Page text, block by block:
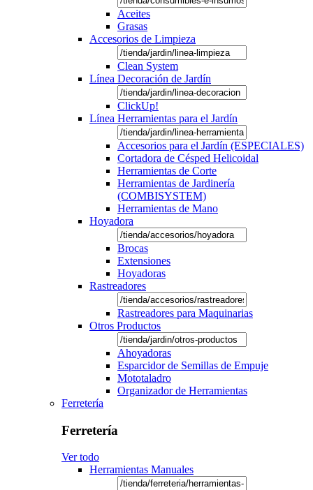
Aceites
Grasas
Accesorios de Limpieza
Clean System
Línea Decoración de Jardín
ClickUp!
Línea Herramientas para el Jardín
Accesorios para el Jardín (ESPECIALES)
Cortadora de Césped Helicoidal
Herramientas de Corte
Herramientas de Jardinería
(COMBISYSTEM)
Herramientas de Mano
Hoyadora
Brocas
Extensiones
Hoyadoras
Rastreadores
Rastreadores para Maquinarias
Otros Productos
Ahoyadoras
Esparcidor de Semillas de Empuje
Mototaladro
Organizador de Herramientas
Ferretería
Ferretería
Ver todo
Herramientas Manuales